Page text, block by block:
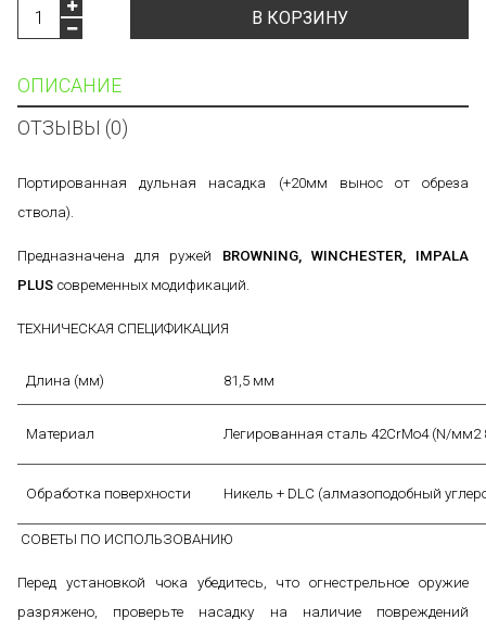
В КОРЗИНУ
ОПИСАНИЕ
ОТЗЫВЫ (0)
Портированная дульная насадка (+20мм вынос от обреза
ствола).
Предназначена для ружей BROWNING, WINCHESTER, IMPALA
PLUS современных модификаций.
ТЕХНИЧЕСКАЯ СПЕЦИФИКАЦИЯ
Длина (мм) 81,5 мм
Материал Легированная сталь 42CrMo4 (N/мм2
Обработка поверхности Никель + DLC (алмазоподобный
СОВЕТЫ ПО ИСПОЛЬЗОВАНИЮ
Перед установкой чока убедитесь, что огнестрельное оружие
разряжено, проверьте насадку на наличие повреждений